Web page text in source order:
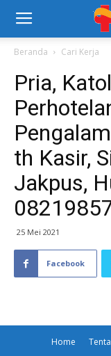
Beranda Cari Kerja
Pria,
th Kasir,
Jakpus,
25 Mei 2021
Facebook
Home